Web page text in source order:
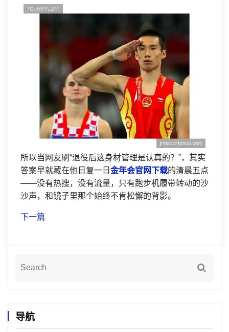
所以当网友刷“退役后这身材管理是认真的？”，其实
答案早就藏在他日复一日 金年会官网下载的清晨五点
——没有热搜，没有流量，只有跑步机履带转动的沙
沙声，和镜子里那个始终不肯松懈的背影。
下一篇
导航